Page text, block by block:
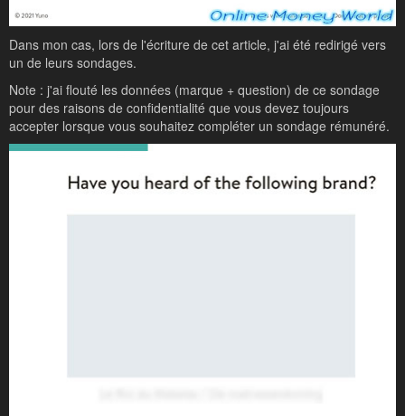
Dans mon cas, lors de l'écriture de cet article, j'ai été redirigé vers
un de leurs sondages.
Note : j'ai flouté les données (marque + question) de ce sondage
pour des raisons de confidentialité que vous devez toujours
accepter lorsque vous souhaitez compléter un sondage rémunéré.